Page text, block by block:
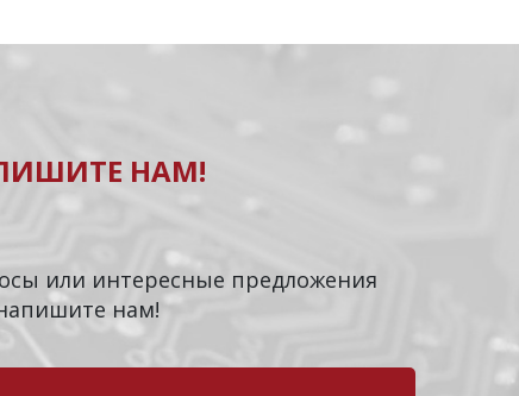
НАМ!
или интересные предложения
нам!